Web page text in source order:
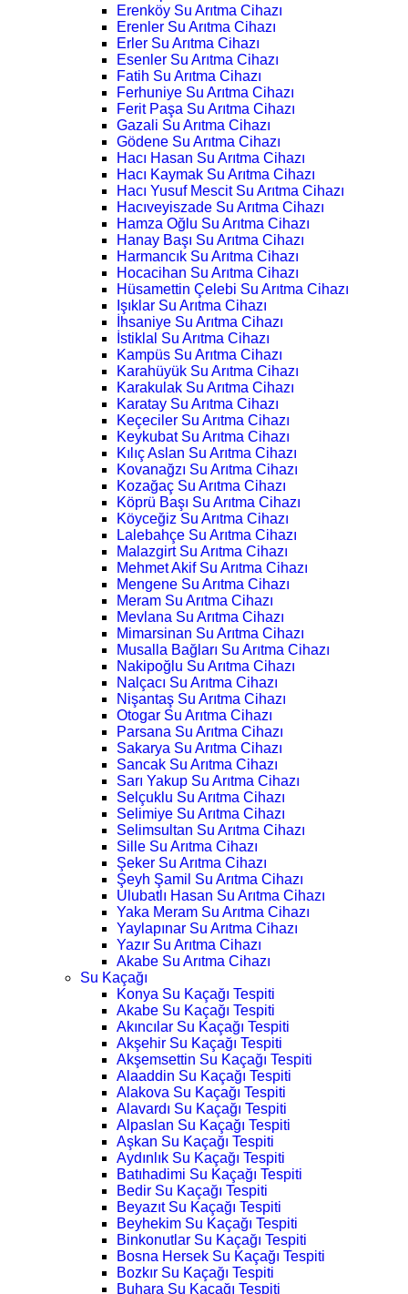
Erenköy Su Arıtma Cihazı
Erenler Su Arıtma Cihazı
Erler Su Arıtma Cihazı
Esenler Su Arıtma Cihazı
Fatih Su Arıtma Cihazı
Ferhuniye Su Arıtma Cihazı
Ferit Paşa Su Arıtma Cihazı
Gazali Su Arıtma Cihazı
Gödene Su Arıtma Cihazı
Hacı Hasan Su Arıtma Cihazı
Hacı Kaymak Su Arıtma Cihazı
Hacı Yusuf Mescit Su Arıtma Cihazı
Hacıveyiszade Su Arıtma Cihazı
Hamza Oğlu Su Arıtma Cihazı
Hanay Başı Su Arıtma Cihazı
Harmancık Su Arıtma Cihazı
Hocacihan Su Arıtma Cihazı
Hüsamettin Çelebi Su Arıtma Cihazı
Işıklar Su Arıtma Cihazı
İhsaniye Su Arıtma Cihazı
İstiklal Su Arıtma Cihazı
Kampüs Su Arıtma Cihazı
Karahüyük Su Arıtma Cihazı
Karakulak Su Arıtma Cihazı
Karatay Su Arıtma Cihazı
Keçeciler Su Arıtma Cihazı
Keykubat Su Arıtma Cihazı
Kılıç Aslan Su Arıtma Cihazı
Kovanağzı Su Arıtma Cihazı
Kozağaç Su Arıtma Cihazı
Köprü Başı Su Arıtma Cihazı
Köyceğiz Su Arıtma Cihazı
Lalebahçe Su Arıtma Cihazı
Malazgirt Su Arıtma Cihazı
Mehmet Akif Su Arıtma Cihazı
Mengene Su Arıtma Cihazı
Meram Su Arıtma Cihazı
Mevlana Su Arıtma Cihazı
Mimarsinan Su Arıtma Cihazı
Musalla Bağları Su Arıtma Cihazı
Nakipoğlu Su Arıtma Cihazı
Nalçacı Su Arıtma Cihazı
Nişantaş Su Arıtma Cihazı
Otogar Su Arıtma Cihazı
Parsana Su Arıtma Cihazı
Sakarya Su Arıtma Cihazı
Sancak Su Arıtma Cihazı
Sarı Yakup Su Arıtma Cihazı
Selçuklu Su Arıtma Cihazı
Selimiye Su Arıtma Cihazı
Selimsultan Su Arıtma Cihazı
Sille Su Arıtma Cihazı
Şeker Su Arıtma Cihazı
Şeyh Şamil Su Arıtma Cihazı
Ulubatlı Hasan Su Arıtma Cihazı
Yaka Meram Su Arıtma Cihazı
Yaylapınar Su Arıtma Cihazı
Yazır Su Arıtma Cihazı
Akabe Su Arıtma Cihazı
Su Kaçağı
Konya Su Kaçağı Tespiti
Akabe Su Kaçağı Tespiti
Akıncılar Su Kaçağı Tespiti
Akşehir Su Kaçağı Tespiti
Akşemsettin Su Kaçağı Tespiti
Alaaddin Su Kaçağı Tespiti
Alakova Su Kaçağı Tespiti
Alavardı Su Kaçağı Tespiti
Alpaslan Su Kaçağı Tespiti
Aşkan Su Kaçağı Tespiti
Aydınlık Su Kaçağı Tespiti
Batıhadimi Su Kaçağı Tespiti
Bedir Su Kaçağı Tespiti
Beyazıt Su Kaçağı Tespiti
Beyhekim Su Kaçağı Tespiti
Binkonutlar Su Kaçağı Tespiti
Bosna Hersek Su Kaçağı Tespiti
Bozkır Su Kaçağı Tespiti
Buhara Su Kaçağı Tespiti